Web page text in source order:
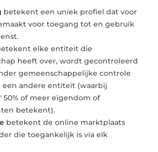
betekent een uniek profiel dat voor
voor toegang tot en gebruik
elke entiteit die
heeft over, wordt gecontroleerd
gemeenschappelijke controle
een andere entiteit (waarbij
50% of meer eigendom of
betekent).
betekent de online marktplaats
die toegankelijk is via elk